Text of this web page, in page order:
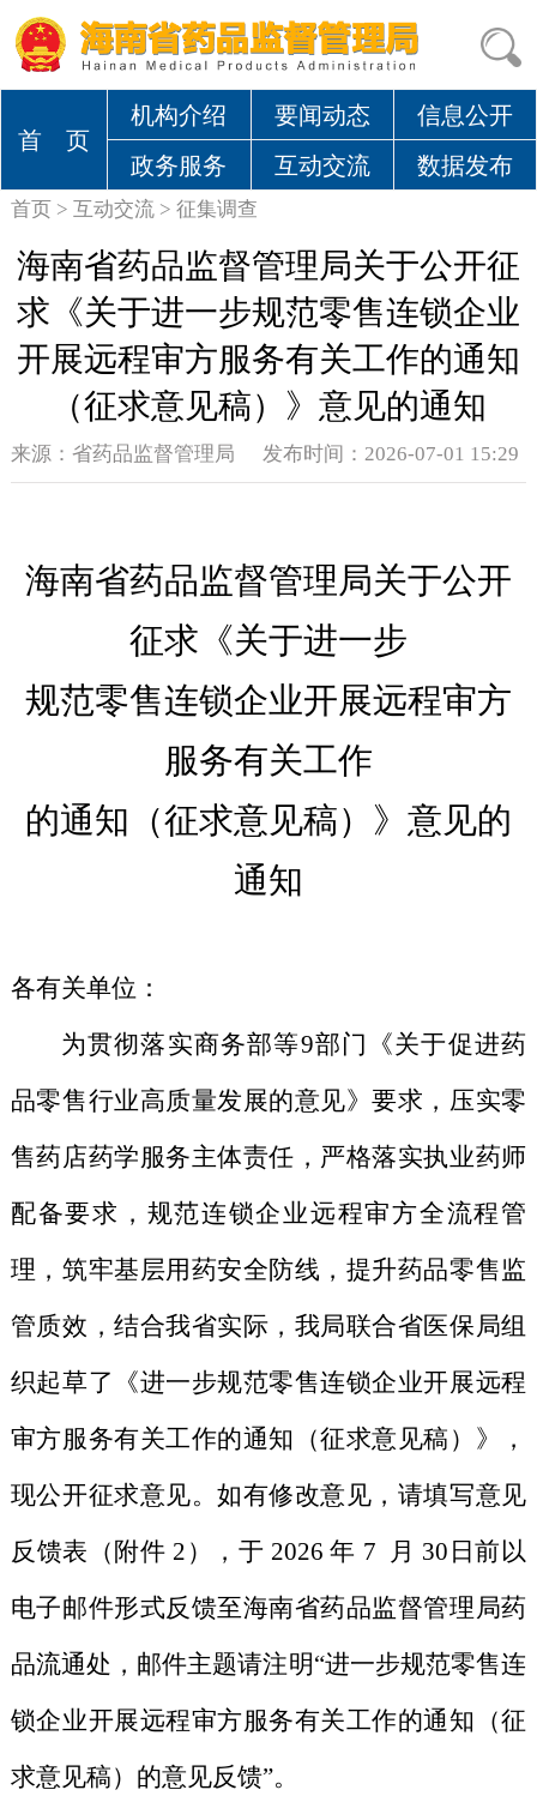
首 页
机构介绍 要闻动态
信息公开
政务服务
互动交流 数据发布
首页 > 互动交流> 征集调查
海南省药品监督管理局关于公开征
求《关于进一步规范零售连锁企业
开展远程审方服务有关工作的通知
（征求意见稿）》意见的通知
来源： 省药品监督管理局 发布时间：2026-07-01 15:29
海南省药品监督管理局关于公开
征求《关于进一步
规范零售连锁企业开展远程审方
服务有关工作
的通知 （征求意见稿）》意见的
通知
各有关单位：
为贯彻落实商务部等9部门《关于促进药
品零售行业高质量发展的意见》要求，压实零
售药店药学服务主体责任，严格落实执业药师
配备要求，规范连锁企业远程审方全流程管
理，筑牢基层用药安全防线，提升药品零售监
管质效 ，结合我省实际，我局联合省医保局组
织起草了《进一步规范零售连锁企业开展远程
审方服务有关工作的通知
（征求意见稿）》，
现公开征求意见。如有修改意见，请填写意见
反馈表（附件 2），于 2026 年 7 月 30 日前以
电子邮件形式反馈至海南省药品监督管理局药
品流通处，邮件主题请注明“进一步规范零售连
锁企业开展远程审方服务有关工作的通知
（征
求意见稿）的意见反馈”。